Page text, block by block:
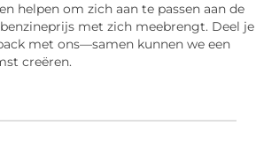
helpen om zich aan te passen aan de
met zich meebrengt. Deel je
met ons—samen kunnen we een
creëren.